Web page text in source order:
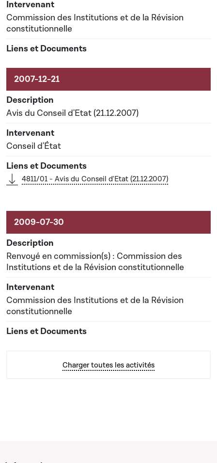
Commission des Institutions et de la Révision
constitutionnelle
Avis du Conseil d'Etat (21.12.2007)
Conseil d'État
4811/01 - Avis du Conseil d'Etat (21.12.2007)
Renvoyé en commission(s) : Commission des
Institutions et de la Révision constitutionnelle
Commission des Institutions et de la Révision
constitutionnelle
Charger toutes les activités